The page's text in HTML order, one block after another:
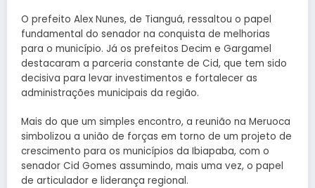
O prefeito Alex Nunes, de Tianguá, ressaltou o papel
fundamental do senador na conquista de melhorias
para o município. Já os prefeitos Decim e Gargamel
destacaram a parceria constante de Cid, que tem sido
decisiva para levar investimentos e fortalecer as
administrações municipais da região.
Mais do que um simples encontro, a reunião na Meruoca
simbolizou a união de forças em torno de um projeto de
crescimento para os municípios da Ibiapaba, com o
senador Cid Gomes assumindo, mais uma vez, o papel
de articulador e liderança regional.